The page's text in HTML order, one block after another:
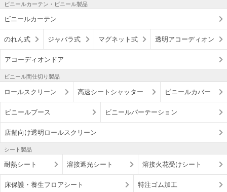
ビニールカーテン・ビニール製品
ビニールカーテン
のれん式 ジャバラ式 マグネット式 透明アコーディオン
アコーディオンドア
ビニール間仕切り製品
ロールスクリーン 高速シートシャッター ビニールカバー
ビニールブース ビニールパーテーション
店舗向け透明ロールスクリーン
シート製品
耐熱シート 溶接遮光シート 溶接火花受けシート
床保護・養生フロアシート 特注ゴム加工